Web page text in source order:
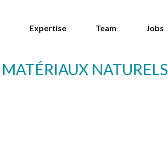
Expertise Team Jobs
MATÉRIAUX NATURELS